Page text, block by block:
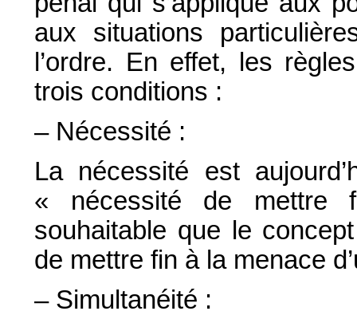
aux situations
l’ordre. En effet, les
trois conditions :
– Nécessité :
La nécessité est
« nécessité de mettre
souhaitable que le
de mettre fin à la menace
– Simultanéité :